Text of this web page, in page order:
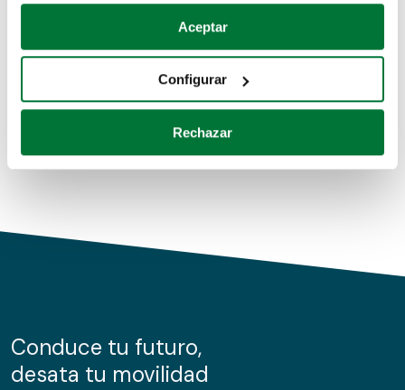
Si lo permite, también quisiéramos:
Recopilar información sobre su ubicación geográfica
Identificar su dispositivo analizándolo activamente
para buscar características específicas (huellas
Obtenga más información sobre cómo se procesan sus
de cookies.
información sobre el uso que haga del sitio web con
nuestros partners de redes sociales, publicidad y análisis
Aceptar
Configurar
Rechazar
Coches de segunda mano
Coches de km0
Conduce tu futuro,
desata tu movilidad